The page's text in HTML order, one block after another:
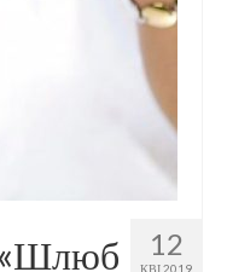
12
КВІ 2019
«Шлюб